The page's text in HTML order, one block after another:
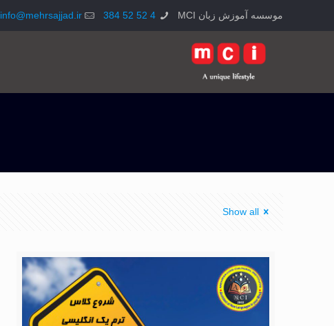
موسسه آموزش زبان MCI 4 52 52 384
info@mehrsajjad.ir
Show all